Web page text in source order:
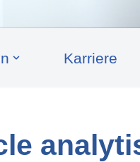
Karriere